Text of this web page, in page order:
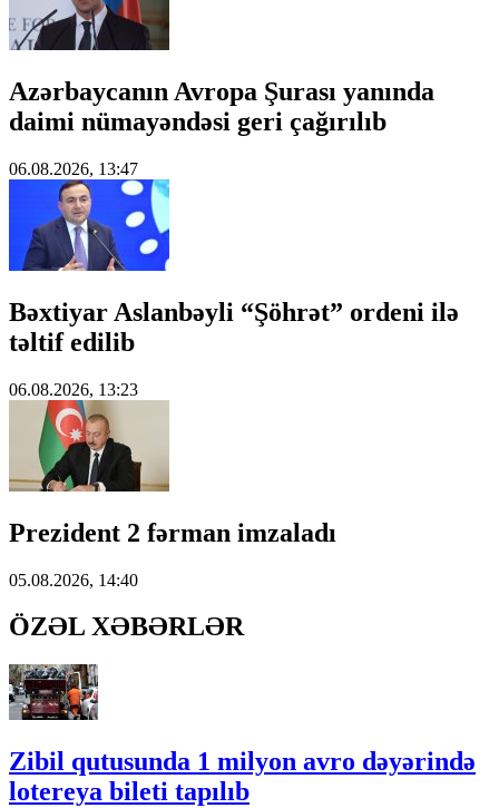
Azərbaycanın Avropa Şurası yanında
daimi nümayəndəsi geri çağırılıb
06.08.2026, 13:47
Bəxtiyar Aslanbəyli “Şöhrət” ordeni ilə
təltif edilib
06.08.2026, 13:23
Prezident 2 fərman imzaladı
05.08.2026, 14:40
ÖZƏL XƏBƏRLƏR
Zibil qutusunda 1 milyon avro dəyərində
lotereya bileti tapılıb